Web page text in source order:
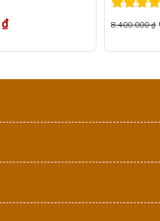
₫
hạng55
8.400.000₫